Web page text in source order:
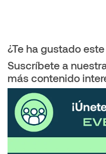
¿Te ha gustado
Suscríbete a
más contenido